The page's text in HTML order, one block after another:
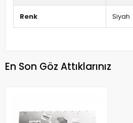
Renk Siyah
En Son Göz Attıklarınız